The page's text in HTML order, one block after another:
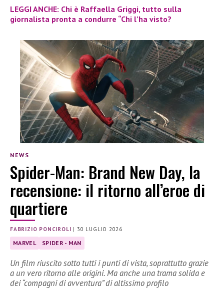
LEGGI ANCHE: Chi è Raffaella Griggi, tutto sulla
giornalista pronta a condurre “Chi l’ha visto?
NEWS
Spider-Man: Brand New Day, la
recensione: il ritorno all’eroe di
quartiere
FABRIZIO PONCIROLI | 30 LUGLIO 2026
MARVEL SPIDER - MAN
Un film riuscito sotto tutti i punti di vista, soprattutto grazie
a un vero ritorno alle origini. Ma anche una trama solida e
dei “compagni di avventura” di altissimo profilo